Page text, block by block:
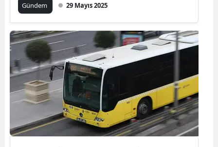
Kars
Kastamonu
Kırklareli
Kırşehir
Kocaeli
Gündem 29 Mayıs 2025